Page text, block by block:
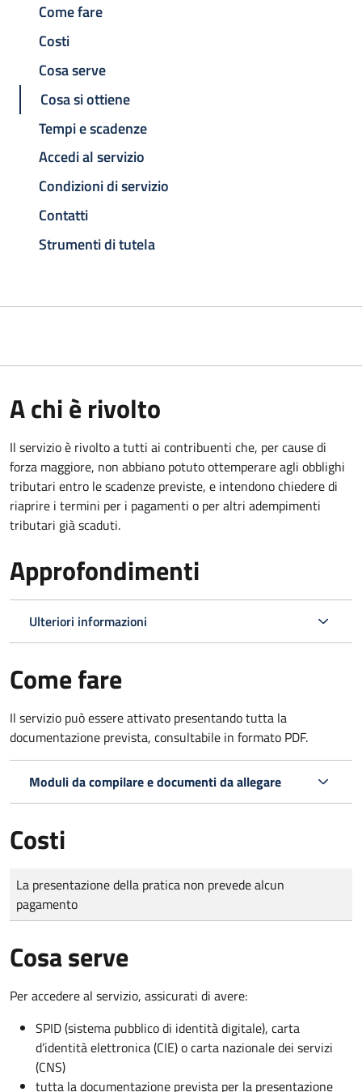
Come fare
Costi
Cosa serve
Cosa si ottiene
Tempi e scadenze
Accedi al servizio
Condizioni di servizio
Contatti
Strumenti di tutela
A chi è rivolto
Il servizio è rivolto a tutti ai contribuenti che, per cause di
forza maggiore, non abbiano potuto ottemperare agli obblighi
tributari entro le scadenze previste, e intendono chiedere di
riaprire i termini per i pagamenti o per altri adempimenti
tributari già scaduti.
Approfondimenti
Ulteriori informazioni
Come fare
Il servizio può essere attivato presentando tutta la
documentazione prevista, consultabile in formato PDF.
Moduli da compilare e documenti da allegare
Costi
Tipo di pagamento
Importo
La presentazione della pratica non prevede alcun
pagamento
Cosa serve
Per accedere al servizio, assicurati di avere:
SPID (sistema pubblico di identità digitale), carta
d’identità elettronica (CIE) o carta nazionale dei servizi
(CNS)
tutta la documentazione prevista per la presentazione